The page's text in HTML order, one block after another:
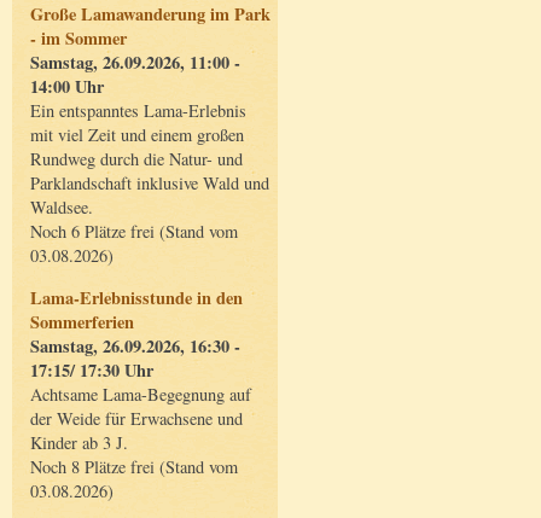
Große Lamawanderung im Park
- im Sommer
Samstag, 26.09.2026, 11:00 -
14:00 Uhr
Ein entspanntes Lama-Erlebnis
mit viel Zeit und einem großen
Rundweg durch die Natur- und
Parklandschaft inklusive Wald und
Waldsee.
Noch 6 Plätze frei (Stand vom
03.08.2026)
Lama-Erlebnisstunde in den
Sommerferien
Samstag, 26.09.2026, 16:30 -
17:15/ 17:30 Uhr
Achtsame Lama-Begegnung auf
der Weide für Erwachsene und
Kinder ab 3 J.
Noch 8 Plätze frei (Stand vom
03.08.2026)